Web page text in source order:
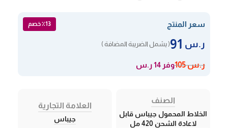
سعر المنتج ٪13 خصم
ر.س ( يشمل الضريبة المضافة )
ر.س105 وفر 14 ر.س
الصنف
الخلاط المحمول جيباس قابل
لاعادة الشحن 420 مل
العلامة التجارية
جيباس